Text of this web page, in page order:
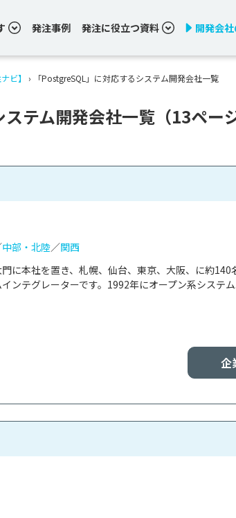
発注事例 発注に役立つ資料 開発会
ビ】 › 「PostgreSQL」に対応するシステム開発会社一覧
テム開発会社一覧（13ページ
に本社を置き、札幌、仙台、東京、大阪、に約140
ンテグレーターです。1992年にオープン系システム
中部・北陸／関西
企